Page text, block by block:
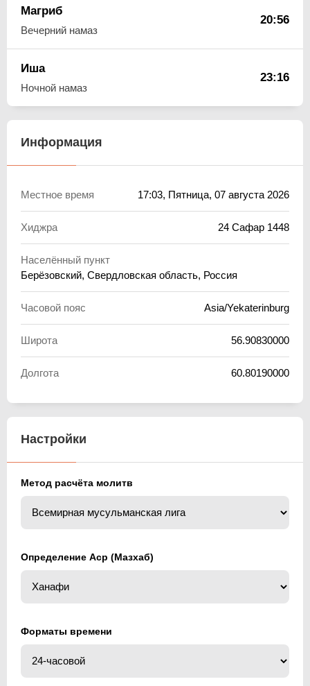
Магриб
Вечерний намаз
20:56
Иша
Ночной намаз
23:16
Информация
Местное время 17:03, Пятница, 07 августа 2026
Хиджра 24 Сафар 1448
Населённый пункт
Берёзовский, Свердловская область, Россия
Часовой пояс Asia/Yekaterinburg
Широта 56.90830000
Долгота 60.80190000
Настройки
Метод расчёта молитв
Определение Аср (Мазхаб)
Форматы времени